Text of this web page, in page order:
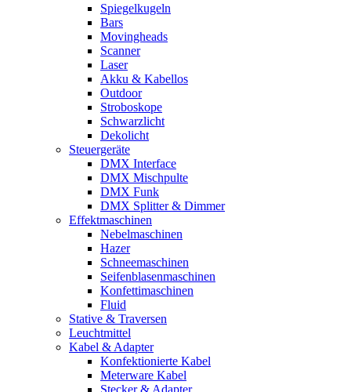
Spiegelkugeln
Bars
Movingheads
Scanner
Laser
Akku & Kabellos
Outdoor
Stroboskope
Schwarzlicht
Dekolicht
Steuergeräte
DMX Interface
DMX Mischpulte
DMX Funk
DMX Splitter & Dimmer
Effektmaschinen
Nebelmaschinen
Hazer
Schneemaschinen
Seifenblasenmaschinen
Konfettimaschinen
Fluid
Stative & Traversen
Leuchtmittel
Kabel & Adapter
Konfektionierte Kabel
Meterware Kabel
Stecker & Adapter